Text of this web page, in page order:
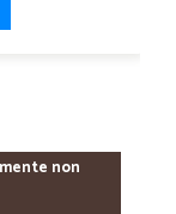
non